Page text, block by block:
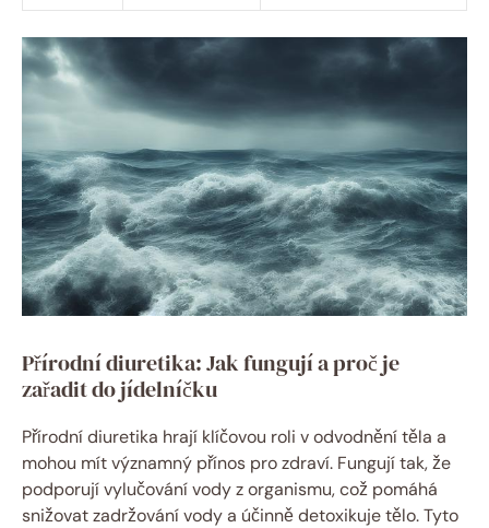
Přírodní diuretika: Jak fungují a proč je
zařadit do jídelníčku
Přírodní diuretika hrají klíčovou roli v odvodnění těla a
mohou mít významný přínos pro zdraví. Fungují tak, že
podporují vylučování vody z organismu, což pomáhá
snižovat zadržování vody a účinně detoxikuje tělo. Tyto